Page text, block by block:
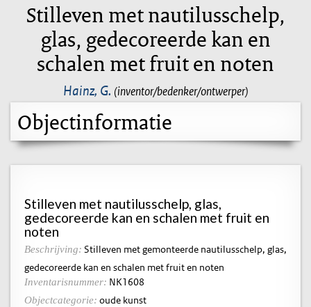
Stilleven met nautilusschelp,
glas, gedecoreerde kan en
schalen met fruit en noten
Hainz, G. (inventor/bedenker/ontwerper)
Objectinformatie
Stilleven met nautilusschelp, glas,
gedecoreerde kan en schalen met fruit en
noten
Beschrijving: Stilleven met gemonteerde nautilusschelp, glas,
gedecoreerde kan en schalen met fruit en noten
Inventarisnummer: NK1608
Objectcategorie: oude kunst